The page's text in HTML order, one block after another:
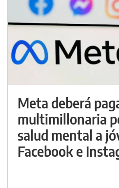
Meta deberá
multimillonaria
salud mental a
Facebook e